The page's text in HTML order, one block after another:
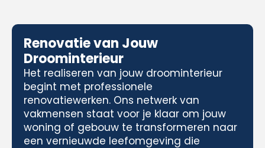
Renovatie van Jouw
Droominterieur
Het realiseren van jouw droominterieur
begint met professionele
renovatiewerken. Ons netwerk van
vakmensen staat voor je klaar om jouw
woning of gebouw te transformeren naar
een vernieuwde leefomgeving die